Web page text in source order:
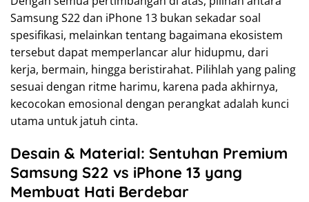
Samsung S22 dan iPhone 13 bukan sekadar soal
spesifikasi, melainkan tentang bagaimana ekosistem
tersebut dapat memperlancar alur hidupmu, dari
kerja, bermain, hingga beristirahat. Pilihlah yang paling
sesuai dengan ritme harimu, karena pada akhirnya,
kecocokan emosional dengan perangkat adalah kunci
utama untuk jatuh cinta.
Desain & Material: Sentuhan Premium
Samsung S22 vs iPhone 13 yang
Membuat Hati Berdebar